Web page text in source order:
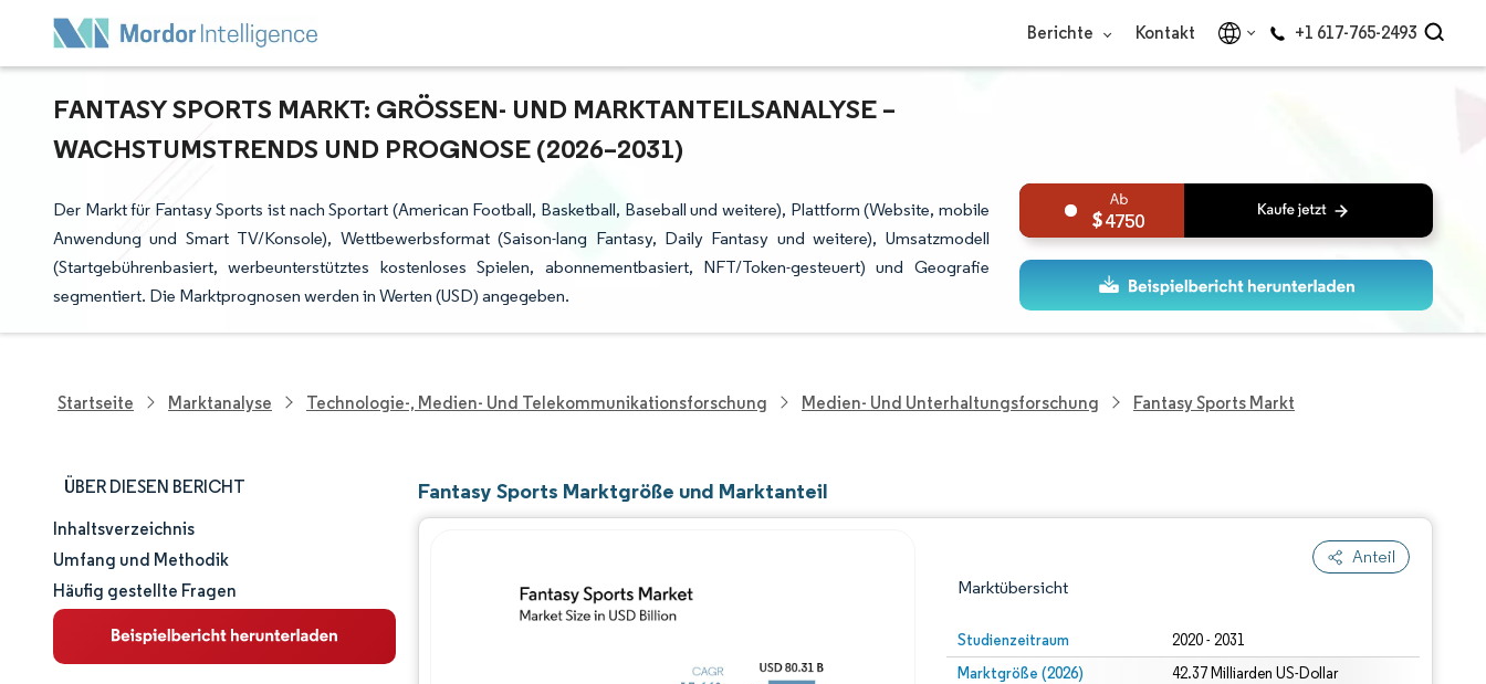
Berichte Kontakt +1 617-765-2493
FANTASY SPORTS MARKT: GRÖSSEN- UND MARKTANTEILSANALYSE – W
ACHSTUMSTRENDS UND PROGNOSE (2026–2031)
Der Markt für Fantasy Sports ist nach Sportart (American Football, Basketball, Baseball und weitere), Plattform (Website, mobile
Anwendung und Smart TV/Konsole), Wettbewerbsformat (Saison-lang Fantasy, Daily Fantasy und weitere), Umsatzmodell
(Startgebührenbasiert, werbeunterstütztes kostenloses Spielen, abonnementbasiert, NFT/Token-gesteuert) und Geografie
segmentiert. Die Marktprognosen werden in Werten (USD) angegeben.
4750
Startseite Marktanalyse Technologie-, Medien- Und Telekommunikationsforschung Medien- Und Unterhaltungsforschung Fantasy Sports Markt
ÜBER DIESEN BERICHT
Marktgröße und -anteil
Marktanalyse
Trends und Einblicke
Inhaltsverzeichnis
Umfang und Methodik
Häufig gestellte Fragen
Fantasy Sports Marktgröße und Marktanteil
Anteil
Marktübersicht
Studienzeitraum 2020 - 2031
Marktgröße (2026) 42.37 Milliarden US-Dollar